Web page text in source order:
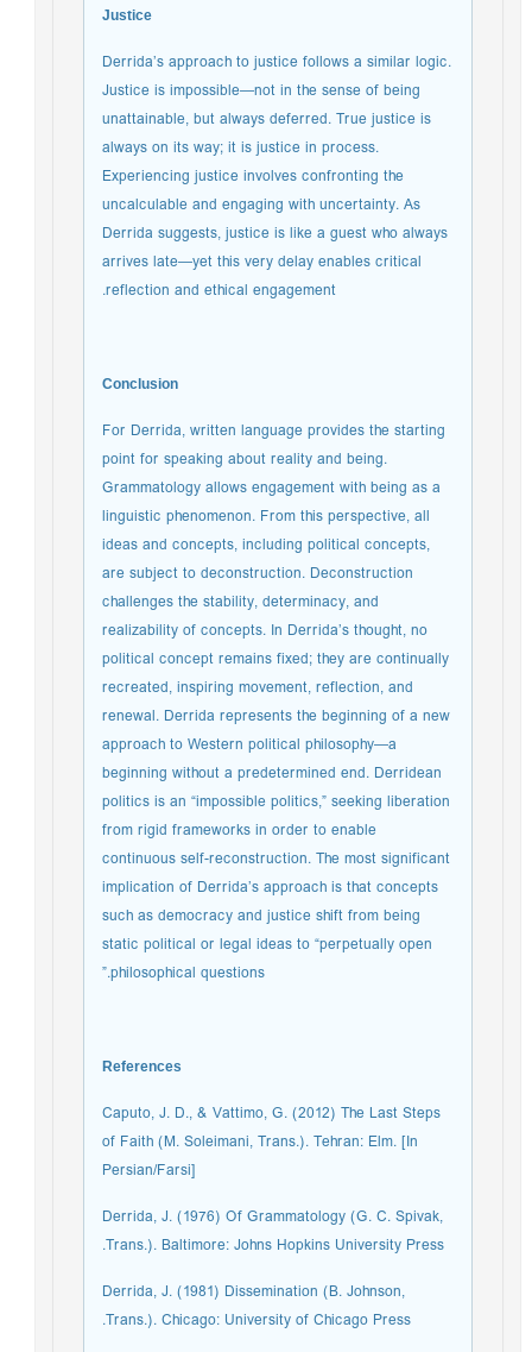
Justice
Derrida’s approach to justice follows a similar logic.
Justice is impossible—not in the sense of being
unattainable, but always deferred. True justice is
always on its way; it is justice in process.
Experiencing justice involves confronting the
uncalculable and engaging with uncertainty. As
Derrida suggests, justice is like a guest who always
arrives late—yet this very delay enables critical
reflection and ethical engagement.
Conclusion
For Derrida, written language provides the starting
point for speaking about reality and being.
Grammatology allows engagement with being as a
linguistic phenomenon. From this perspective, all
ideas and concepts, including political concepts,
are subject to deconstruction. Deconstruction
challenges the stability, determinacy, and
realizability of concepts. In Derrida’s thought, no
political concept remains fixed; they are continually
recreated, inspiring movement, reflection, and
renewal. Derrida represents the beginning of a new
approach to Western political philosophy—a
beginning without a predetermined end. Derridean
politics is an “impossible politics,” seeking liberation
from rigid frameworks in order to enable
continuous self-reconstruction. The most significant
implication of Derrida’s approach is that concepts
such as democracy and justice shift from being
static political or legal ideas to “perpetually open
philosophical questions.”
References
Caputo, J. D., & Vattimo, G. (2012) The Last Steps
of Faith (M. Soleimani, Trans.). Tehran: Elm. [In
Persian/Farsi]
Derrida, J. (1976) Of Grammatology (G. C. Spivak,
Trans.). Baltimore: Johns Hopkins University Press.
Derrida, J. (1981) Dissemination (B. Johnson,
Trans.). Chicago: University of Chicago Press.